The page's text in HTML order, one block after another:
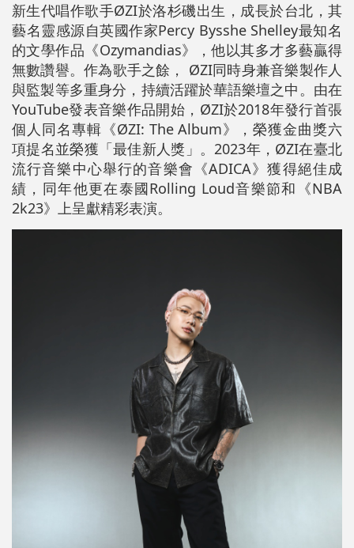
新生代唱作歌手ØZI於洛杉磯出生，成長於台北，其
藝名靈感源自英國作家Percy Bysshe Shelley最知名
的文學作品《Ozymandias》，他以其多才多藝贏得
無數讚譽。作為歌手之餘， ØZI同時身兼音樂製作人
與監製等多重身分，持續活躍於華語樂壇之中。由在
YouTube發表音樂作品開始，ØZI於2018年發行首張
個人同名專輯《ØZI: The Album》，榮獲金曲獎六
項提名並榮獲「最佳新人獎」。2023年，ØZI在臺北
流行音樂中心舉行的音樂會《ADICA》獲得絕佳成
績，同年他更在泰國Rolling Loud音樂節和《NBA
2k23》上呈獻精彩表演。